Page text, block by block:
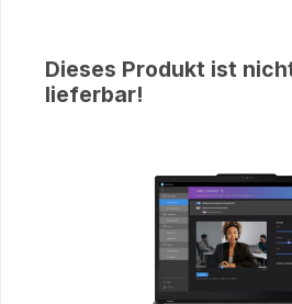
Dieses Produkt ist
lieferbar!